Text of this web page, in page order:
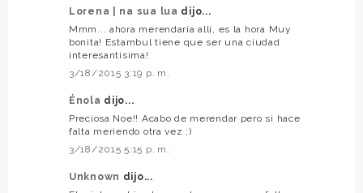
Lorena | na sua lua dijo...
Mmm... ahora merendaría allí, es la hora Muy
bonita! Estambul tiene que ser una ciudad
interesantísima!
3/18/2015 3:19 p. m.
Énola dijo...
Preciosa Noe!! Acabo de merendar pero si hace
falta meriendo otra vez ;)
3/18/2015 5:15 p. m.
Unknown dijo...